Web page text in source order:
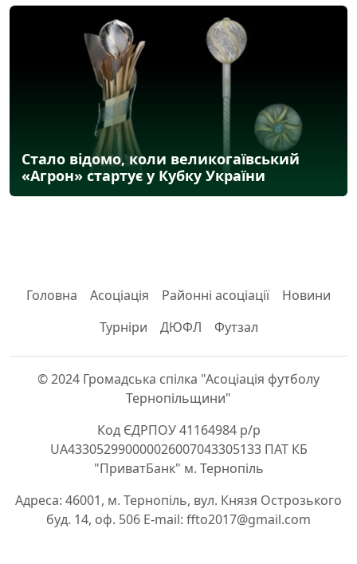
Стало відомо, коли великогаївський
«Агрон» стартує у Кубку України
Головна Асоціація Районні асоціації
Новини
Турніри
ДЮФЛ Футзал
© 2024 Громадська спілка "Асоціація футболу
Тернопільщини"
Код ЄДРПОУ 41164984 р/р
UA433052990000026007043305133 ПАТ КБ
"ПриватБанк" м. Тернопіль
Адреса: 46001, м. Тернопіль, вул. Князя Острозького
буд. 14, оф. 506 E-mail: ffto2017@gmail.com